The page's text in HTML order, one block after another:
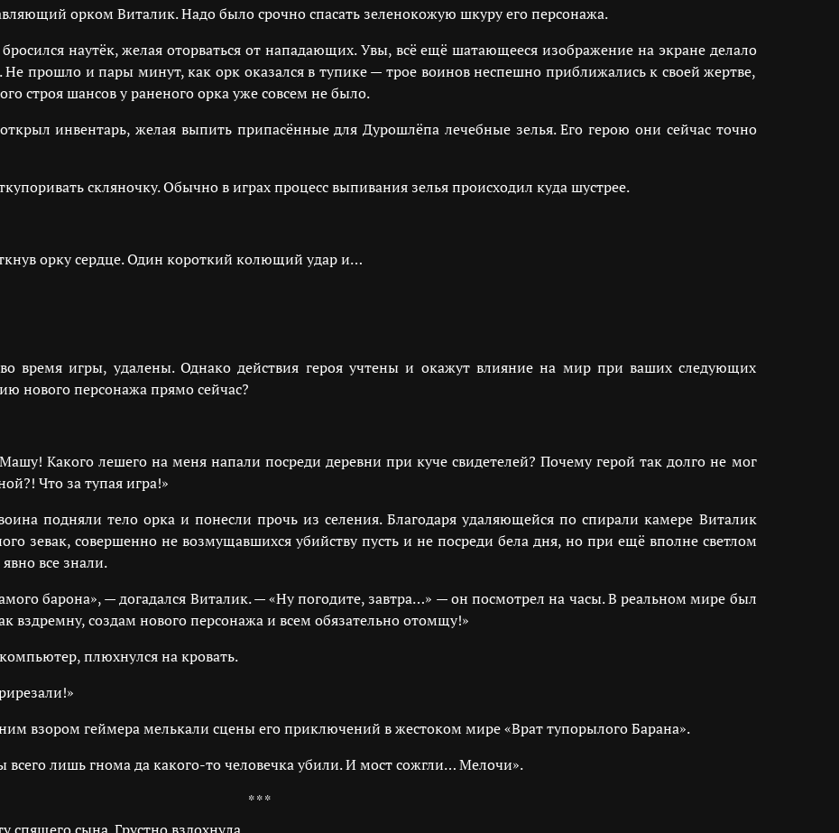
орком Виталик. Надо было срочно спасать зеленокожую шкуру его персонажа.
наутёк, желая оторваться от нападающих. Увы, всё ещё шатающееся изображение на экране делало
прошло и пары минут, как орк оказался в тупике — трое воинов неспешно приближались к своей жертве,
строя шансов у раненого орка уже совсем не было.
инвентарь, желая выпить припасённые для Дурошлёпа лечебные зелья. Его герою они сейчас точно
скляночку. Обычно в играх процесс выпивания зелья происходил куда шустрее.
орку сердце. Один короткий колющий удар и…
время игры, удалены. Однако действия героя учтены и окажут влияние на мир при ваших следующих
нового персонажа прямо сейчас?
Какого лешего на меня напали посреди деревни при куче свидетелей? Почему герой так долго не мог
Что за тупая игра!»
подняли тело орка и понесли прочь из селения. Благодаря удаляющейся по спирали камере Виталик
зевак, совершенно не возмущавшихся убийству пусть и не посреди бела дня, но при ещё вполне светлом
все знали.
барона», — догадался Виталик. — «Ну погодите, завтра…» — он посмотрел на часы. В реальном мире был
вздремну, создам нового персонажа и всем обязательно отомщу!»
плюхнулся на кровать.
взором геймера мелькали сцены его приключений в жестоком мире «Врат тупорылого Барана».
всего лишь гнома да какого-то человечка убили. И мост сожгли… Мелочи».
* * *